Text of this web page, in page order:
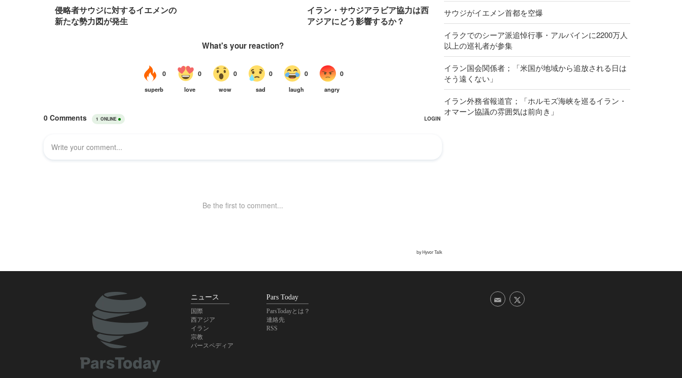
侵略者サウジに対するイエメンの
新たな勢力図が発生
イラン・サウジアラビア協力は西
アジアにどう影響するか？
サウジがイエメン首都を空爆
イラクでのシーア派追悼行事・アルバインに2200万人
以上の巡礼者が参集
イラン国会関係者；「米国が地域から追放される日は
そう遠くない」
イラン外務省報道官；「ホルモズ海峡を巡るイラン・
オマーン協議の雰囲気は前向き」
ニュース
国際
西アジア
イラン
宗教
パースペディア
Pars Today
ParsTodayとは？
連絡先
RSS